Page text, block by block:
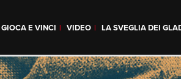
GIOCA E VINCI VIDEO LA SVEGLIA DEI